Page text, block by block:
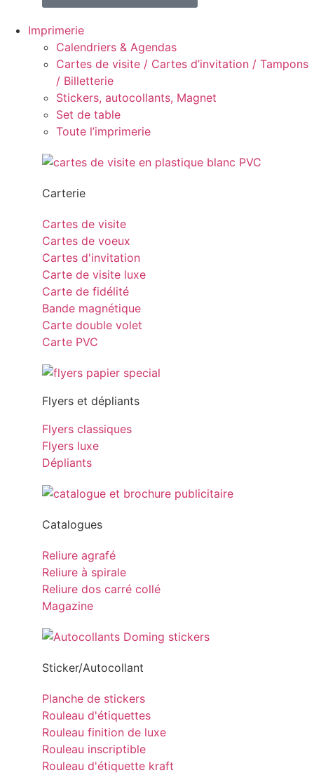
Imprimerie
Calendriers & Agendas
Cartes de visite / Cartes d’invitation / Tampons
/ Billetterie
Stickers, autocollants, Magnet
Set de table
Toute l’imprimerie
Carterie
Cartes de visite
Cartes de voeux
Cartes d'invitation
Carte de visite luxe
Carte de fidélité
Bande magnétique
Carte double volet
Carte PVC
Flyers et dépliants
Flyers classiques
Flyers luxe
Dépliants
Catalogues
Reliure agrafé
Reliure à spirale
Reliure dos carré collé
Magazine
Sticker/Autocollant
Planche de stickers
Rouleau d'étiquettes
Rouleau finition de luxe
Rouleau inscriptible
Rouleau d'étiquette kraft